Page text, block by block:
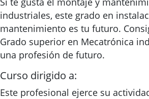
industriales, este grado en
mantenimiento es tu futuro.
Grado superior en Mecatrónica
una profesión de futuro.
Curso dirigido a:
Este profesional ejerce su